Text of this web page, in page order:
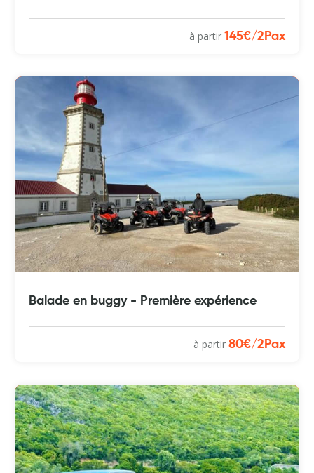
à partir 145€/2Pax
Balade en buggy - Première expérience
à partir 80€/2Pax